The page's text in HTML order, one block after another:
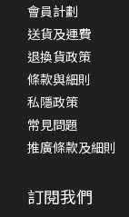
會員計劃
送貨及運費
退換貨政策
條款與細則
私隱政策
常見問題
推廣條款及細則
訂閱我們